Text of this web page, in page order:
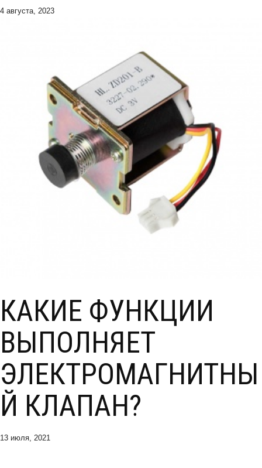
4 августа, 2023
КАКИЕ ФУНКЦИИ
ВЫПОЛНЯЕТ
ЭЛЕКТРОМАГНИТНЫ
Й КЛАПАН?
13 июля, 2021